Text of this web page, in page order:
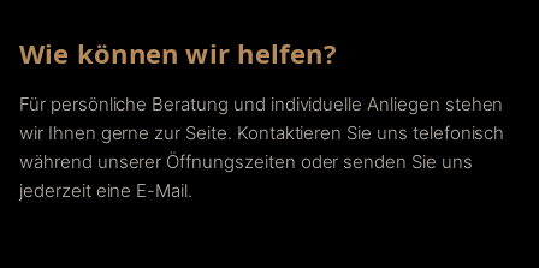
Wie können wir helfen?
Für persönliche Beratung und individuelle Anliegen stehen
wir Ihnen gerne zur Seite. Kontaktieren Sie uns telefonisch
während unserer Öffnungszeiten oder senden Sie uns
jederzeit eine E-Mail.